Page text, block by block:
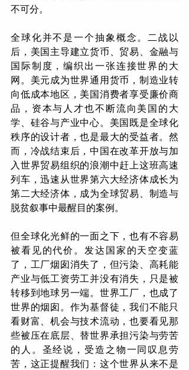
不可分。
全球化并不是一个抽象概念。二战以
后，美国主导建立货币、贸易、金融与
国际制度，编织出一张连接世界的大
网。美元成为世界通用货币，制造业转
向低成本地区，美国消费者享受廉价商
品，资本与人才也不断流向美国的大
学、硅谷与产业中心。美国既是全球化
秩序的设计者，也是最大的受益者。然
而，冷战结束后，中国在改革开放与加
入世界贸易组织的浪潮中赶上这班高速
列车，迅速从世界第六大经济体成长为
第二大经济体，成为全球贸易、制造与
脱贫叙事中最醒目的案例。
但全球化光鲜的一面之下，也有不容易
被看见的代价。发达国家的天空变蓝
了，工厂烟囱消失了，但污染、高耗能
产业与低工资劳工并没有消失，只是被
转移到地球另一端。世界工厂，也成了
世界的烟囱。作为基督徒，我们不能只
看财富、机会与技术流动，也要看见那
些被压在底层、替世界承担污染与劳苦
的人。圣经说，受造之物一同叹息劳
苦，这正提醒我们：这个世界从来不是